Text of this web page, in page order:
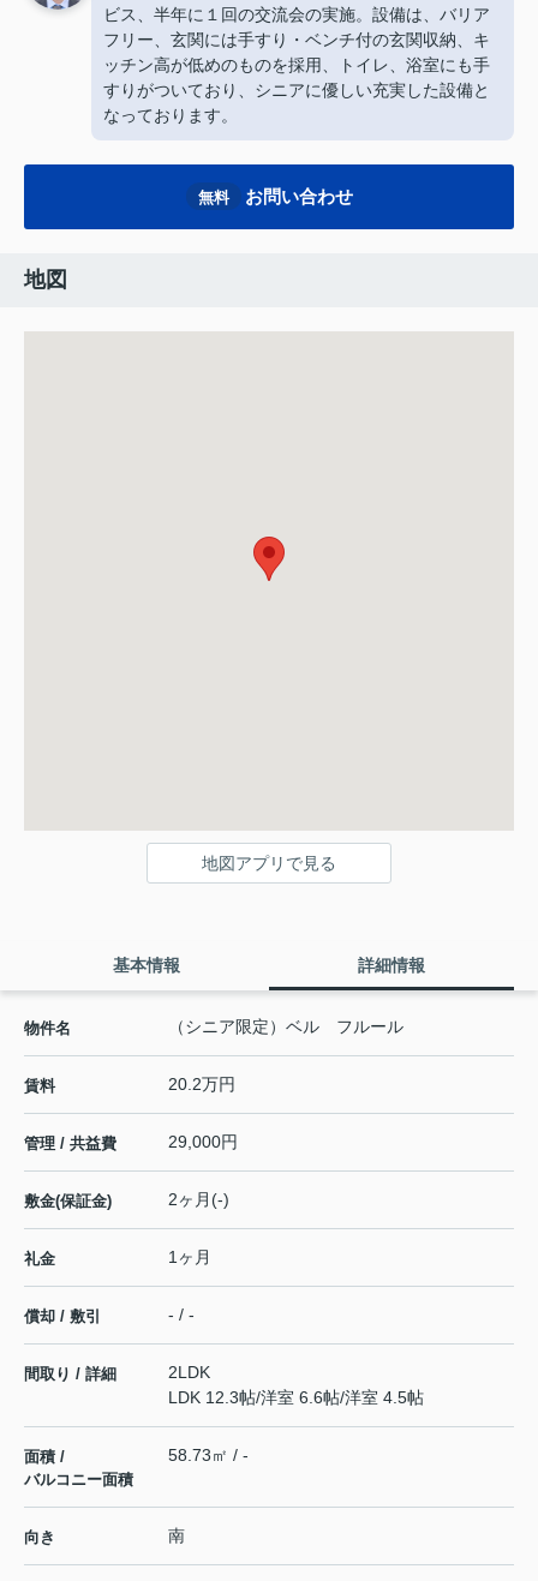
ビス、半年に１回の交流会の実施。設備は、バリア
フリー、玄関には手すり・ベンチ付の玄関収納、キ
ッチン高が低めのものを採用、トイレ、浴室にも手
すりがついており、シニアに優しい充実した設備と
なっております。
無料 お問い合わせ
地図
地図アプリで見る
基本情報 詳細情報
物件名 （シニア限定）ベル フルール
賃料 20.2万円
管理 / 共益費 29,000円
敷金(保証金) 2ヶ月(-)
礼金 1ヶ月
償却 / 敷引 - / -
間取り / 詳細
2LDK
LDK 12.3帖/洋室 6.6帖/洋室 4.5帖
面積 /
バルコニー面積
58.73㎡ / -
向き 南